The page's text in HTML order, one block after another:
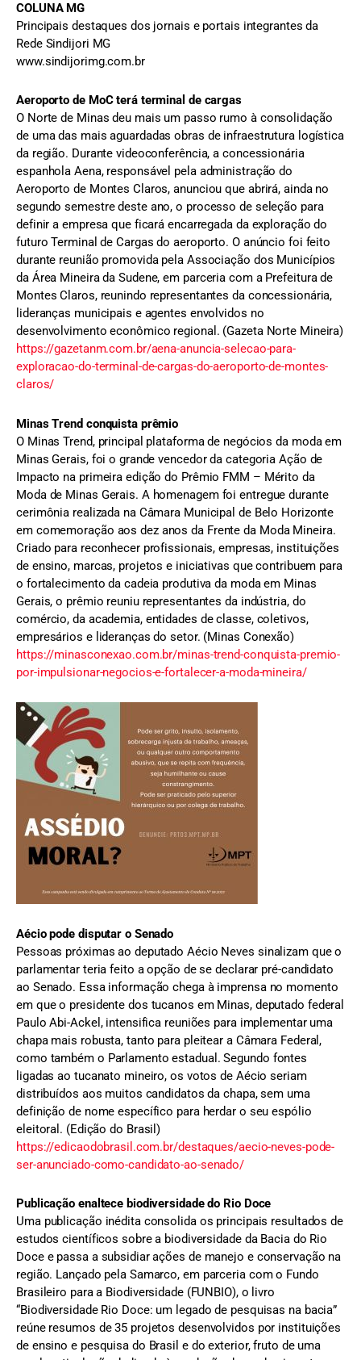
COLUNA MG
Principais destaques dos jornais e portais integrantes da
Rede Sindijori MG
www.sindijorimg.com.br
Aeroporto de MoC terá terminal de cargas
O Norte de Minas deu mais um passo rumo à consolidação
de uma das mais aguardadas obras de infraestrutura logística
da região. Durante videoconferência, a concessionária
espanhola Aena, responsável pela administração do
Aeroporto de Montes Claros, anunciou que abrirá, ainda no
segundo semestre deste ano, o processo de seleção para
definir a empresa que ficará encarregada da exploração do
futuro Terminal de Cargas do aeroporto. O anúncio foi feito
durante reunião promovida pela Associação dos Municípios
da Área Mineira da Sudene, em parceria com a Prefeitura de
Montes Claros, reunindo representantes da concessionária,
lideranças municipais e agentes envolvidos no
desenvolvimento econômico regional. (Gazeta Norte Mineira)
https://gazetanm.com.br/aena-anuncia-selecao-para-
exploracao-do-terminal-de-cargas-do-aeroporto-de-montes-
claros/
Minas Trend conquista prêmio
O Minas Trend, principal plataforma de negócios da moda em
Minas Gerais, foi o grande vencedor da categoria Ação de
Impacto na primeira edição do Prêmio FMM – Mérito da
Moda de Minas Gerais. A homenagem foi entregue durante
cerimônia realizada na Câmara Municipal de Belo Horizonte
em comemoração aos dez anos da Frente da Moda Mineira.
Criado para reconhecer profissionais, empresas, instituições
de ensino, marcas, projetos e iniciativas que contribuem para
o fortalecimento da cadeia produtiva da moda em Minas
Gerais, o prêmio reuniu representantes da indústria, do
comércio, da academia, entidades de classe, coletivos,
empresários e lideranças do setor. (Minas Conexão)
https://minasconexao.com.br/minas-trend-conquista-premio-
por-impulsionar-negocios-e-fortalecer-a-moda-mineira/
Aécio pode disputar o Senado
Pessoas próximas ao deputado Aécio Neves sinalizam que o
parlamentar teria feito a opção de se declarar pré-candidato
ao Senado. Essa informação chega à imprensa no momento
em que o presidente dos tucanos em Minas, deputado federal
Paulo Abi-Ackel, intensifica reuniões para implementar uma
chapa mais robusta, tanto para pleitear a Câmara Federal,
como também o Parlamento estadual. Segundo fontes
ligadas ao tucanato mineiro, os votos de Aécio seriam
distribuídos aos muitos candidatos da chapa, sem uma
definição de nome específico para herdar o seu espólio
eleitoral. (Edição do Brasil)
https://edicaodobrasil.com.br/destaques/aecio-neves-pode-
ser-anunciado-como-candidato-ao-senado/
Publicação enaltece biodiversidade do Rio Doce
Uma publicação inédita consolida os principais resultados de
estudos científicos sobre a biodiversidade da Bacia do Rio
Doce e passa a subsidiar ações de manejo e conservação na
região. Lançado pela Samarco, em parceria com o Fundo
Brasileiro para a Biodiversidade (FUNBIO), o livro
“Biodiversidade Rio Doce: um legado de pesquisas na bacia”
reúne resumos de 35 projetos desenvolvidos por instituições
de ensino e pesquisa do Brasil e do exterior, fruto de uma